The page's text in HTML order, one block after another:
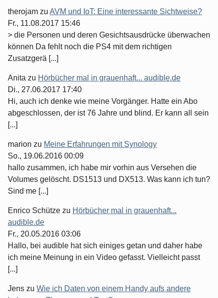
therojam zu AVM und IoT: Eine interessante Sichtweise?
Fr., 11.08.2017 15:46
> die Personen und deren Gesichtsausdrücke überwachen
können Da fehlt noch die PS4 mit dem richtigen
Zusatzgerä [...]
Anita zu Hörbücher mal in grauenhaft... audible.de
Di., 27.06.2017 17:40
Hi, auch ich denke wie meine Vorgänger. Hatte ein Abo
abgeschlossen, der ist 76 Jahre und blind. Er kann all sein
[...]
marion zu Meine Erfahrungen mit Synology
So., 19.06.2016 00:09
hallo zusammen, ich habe mir vorhin aus Versehen die
Volumes gelöscht. DS1513 und DX513. Was kann ich tun?
Sind me [...]
Enrico Schütze zu Hörbücher mal in grauenhaft...
audible.de
Fr., 20.05.2016 03:06
Hallo, bei audible hat sich einiges getan und daher habe
ich meine Meinung in ein Video gefasst. Vielleicht passt
[...]
Jens zu Wie ich Daten von einem Handy aufs andere